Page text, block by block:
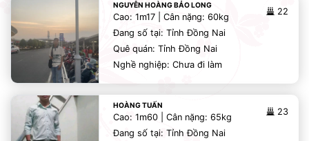
NGUYỄN HOÀNG BẢO LONG
22
Cao: 1m17 | Cân nặng: 60kg
Đang số tại: Tỉnh Đồng Nai
Quê quán: Tỉnh Đồng Nai
Nghề nghiệp: Chưa đi làm
HOÀNG TUẤN
23
Cao: 1m60 | Cân nặng: 65kg
Đang số tại: Tỉnh Đồng Nai